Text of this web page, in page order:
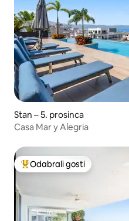
Stan – 5. prosinca
Casa Mar y Alegria
Među najviše rangiranima s
Odabrali gosti